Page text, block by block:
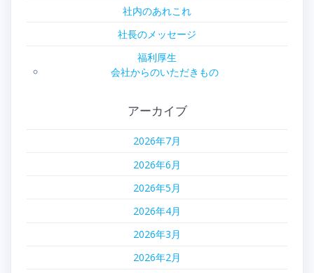
社内のあれこれ
社長のメッセージ
福利厚生
会社からのいただきもの
アーカイブ
2026年7月
2026年6月
2026年5月
2026年4月
2026年3月
2026年2月